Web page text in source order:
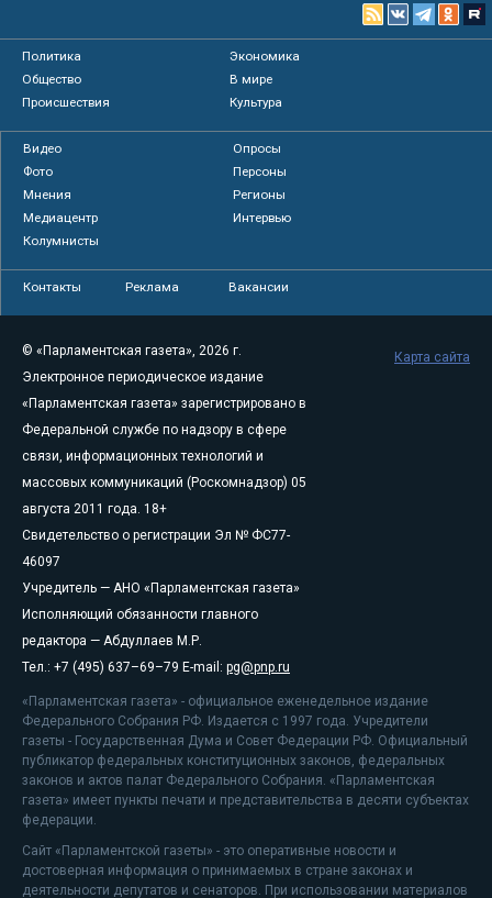
Политика
Экономика
Общество
В мире
Происшествия
Культура
Видео
Опросы
Фото
Персоны
Мнения
Регионы
Медиацентр
Интервью
Колумнисты
Контакты Реклама Вакансии
© «Парламентская газета», 2026 г.
Электронное периодическое издание
«Парламентская газета» зарегистрировано в
Федеральной службе по надзору в сфере
связи, информационных технологий и
массовых коммуникаций (Роскомнадзор) 05
августа 2011 года. 18+
Свидетельство о регистрации Эл № ФС77-
46097
Учредитель — АНО «Парламентская газета»
Исполняющий обязанности главного
редактора — Абдуллаев М.Р.
Тел.: +7 (495) 637–69–79 E-mail: pg@pnp.ru
«Парламентская газета» - официальное еженедельное издание
Федерального Собрания РФ. Издается с 1997 года. Учредители
газеты - Государственная Дума и Совет Федерации РФ. Официальный
публикатор федеральных конституционных законов, федеральных
законов и актов палат Федерального Собрания. «Парламентская
газета» имеет пункты печати и представительства в десяти субъектах
федерации.
Сайт «Парламентской газеты» - это оперативные новости и
достоверная информация о принимаемых в стране законах и
деятельности депутатов и сенаторов. При использовании материалов
Карта сайта